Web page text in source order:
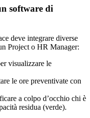
software di
deve integrare diverse
Project o HR Manager:
visualizzare le
le ore preventivate con
a colpo d’occhio chi è
residua (verde).